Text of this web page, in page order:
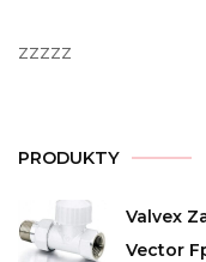
zzzzz
PRODUKTY
Valvex
Vector